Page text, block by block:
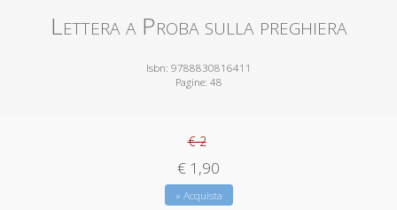
Lettera a Proba sulla preghiera
Isbn: 9788830816411
Pagine: 48
€ 2
€ 1,90
» Acquista